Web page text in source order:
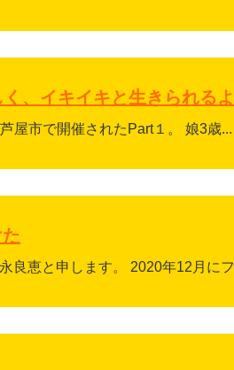
、イキイキと生きられる
屋市で開催されたPart１。 娘3歳...
良恵と申します。 2020年12月に